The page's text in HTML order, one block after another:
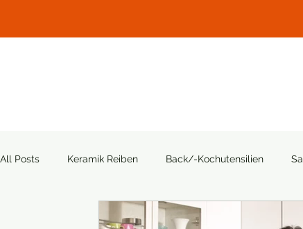
All Posts Keramik Reiben Back/-Kochutensilien
Kaffee, Tee und Co.